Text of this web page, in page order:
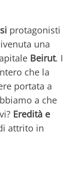
protagonisti
una
Beirut. I
che la
portata a
a che
Eredità e
attrito in